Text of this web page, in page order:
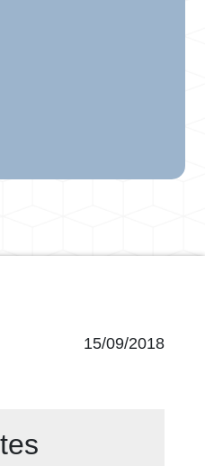
15/09/2018